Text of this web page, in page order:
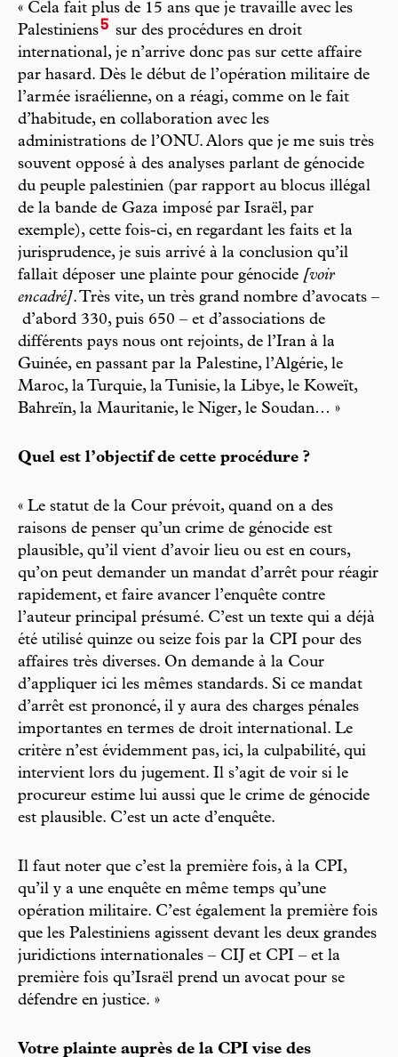
« Cela fait plus de 15 ans que je travaille avec les
Palestiniens5 sur des procédures en droit
international, je n’arrive donc pas sur cette affaire
par hasard. Dès le début de l’opération militaire de
l’armée israélienne, on a réagi, comme on le fait
d’habitude, en collaboration avec les
administrations de l’ONU. Alors que je me suis très
souvent opposé à des analyses parlant de génocide
du peuple palestinien (par rapport au blocus illégal
de la bande de Gaza imposé par Israël, par
exemple), cette fois-ci, en regardant les faits et la
jurisprudence, je suis arrivé à la conclusion qu’il
fallait déposer une plainte pour génocide [voir
encadré]. Très vite, un très grand nombre d’avocats –
d’abord 330, puis 650 – et d’associations de
différents pays nous ont rejoints, de l’Iran à la
Guinée, en passant par la Palestine, l’Algérie, le
Maroc, la Turquie, la Tunisie, la Libye, le Koweït,
Bahreïn, la Mauritanie, le Niger, le Soudan… »
Quel est l’objectif de cette procédure ?
« Le statut de la Cour prévoit, quand on a des
raisons de penser qu’un crime de génocide est
plausible, qu’il vient d’avoir lieu ou est en cours,
qu’on peut demander un mandat d’arrêt pour réagir
rapidement, et faire avancer l’enquête contre
l’auteur principal présumé. C’est un texte qui a déjà
été utilisé quinze ou seize fois par la CPI pour des
affaires très diverses. On demande à la Cour
d’appliquer ici les mêmes standards. Si ce mandat
d’arrêt est prononcé, il y aura des charges pénales
importantes en termes de droit international. Le
critère n’est évidemment pas, ici, la culpabilité, qui
intervient lors du jugement. Il s’agit de voir si le
procureur estime lui aussi que le crime de génocide
est plausible. C’est un acte d’enquête.
Il faut noter que c’est la première fois, à la CPI,
qu’il y a une enquête en même temps qu’une
opération militaire. C’est également la première fois
que les Palestiniens agissent devant les deux grandes
juridictions internationales – CIJ et CPI – et la
première fois qu’Israël prend un avocat pour se
défendre en justice. »
Votre plainte auprès de la CPI vise des